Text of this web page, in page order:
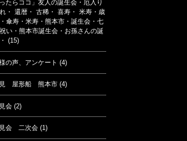
ったらココ」友人の誕生会・厄入り
・ 還暦・ 古稀・ 喜寿・ 米寿・歳
傘寿・米寿・熊本市・誕生会・七
い・熊本市誕生会・お孫さんの誕
(15)
の声、アンケート (4)
屋形船 熊本市 (4)
会 (2)
会 二次会 (1)